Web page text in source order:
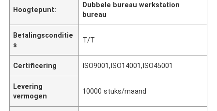
Hoogtepunt:
Dubbele bureau werkstation
bureau
Betalingsconditie
s
T/T
Certificering ISO9001,ISO14001,ISO45001
Levering
vermogen
10000 stuks/maand